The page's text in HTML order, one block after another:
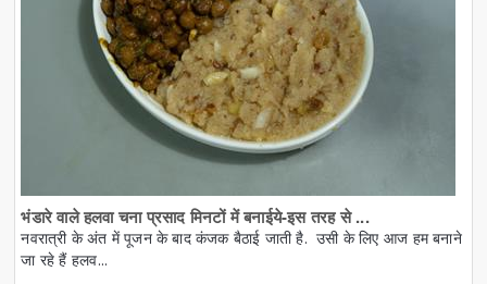
भंडारे वाले हलवा चना प्रसाद मिनटों में बनाईये-इस तरह से ...
नवरात्री के अंत में पूजन के बाद कंजक बैठाई जाती है. उसी के लिए आज हम बनाने
जा रहे हैं हलव...